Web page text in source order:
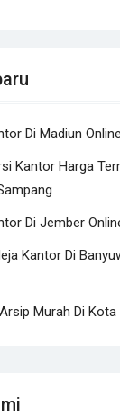
Di Madiun
Kantor Harga
Di Jember
Kantor Di
Murah Di Kota